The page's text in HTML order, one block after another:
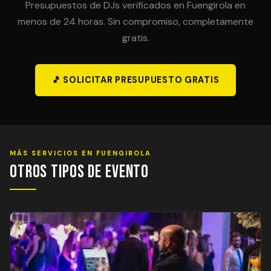
Presupuestos de DJs verificados en Fuengirola en
menos de 24 horas. Sin compromiso, completamente
gratis.
🎵 SOLICITAR PRESUPUESTO GRATIS
MÁS SERVICIOS EN FUENGIROLA
Otros Tipos de Evento